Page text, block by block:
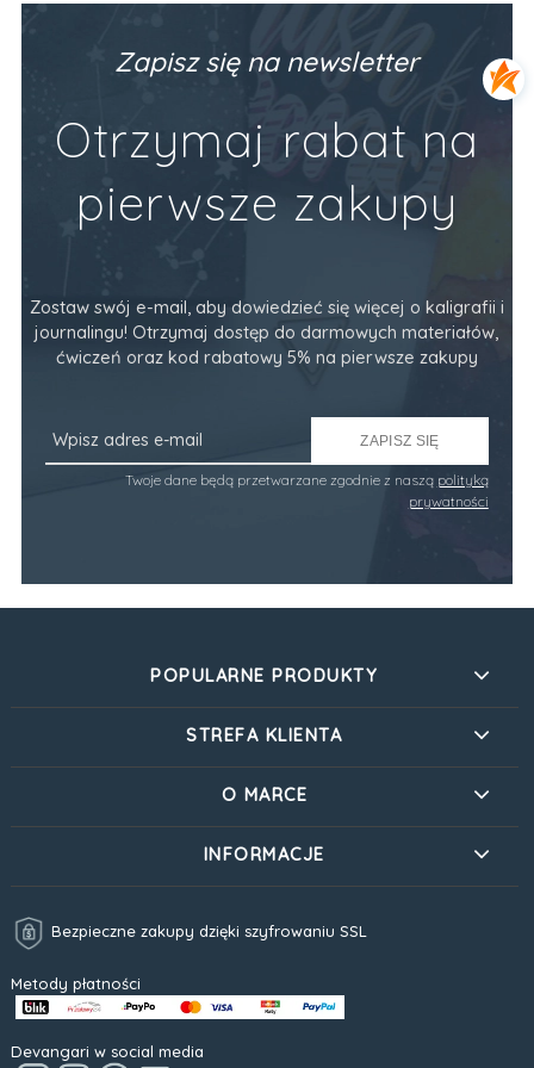
PODSTAWY (alfabet, codzienne frazy)
Zapisz się na newsletter
Otrzymaj rabat na
pierwsze zakupy
Zostaw swój e-mail, aby dowiedzieć się więcej o kaligrafii i
journalingu! Otrzymaj dostęp do darmowych materiałów,
ćwiczeń oraz kod rabatowy 5% na pierwsze zakupy
ZAPISZ SIĘ
Twoje dane będą przetwarzane zgodnie z naszą polityką
prywatności
POPULARNE PRODUKTY
STREFA KLIENTA
O MARCE
INFORMACJE
Bezpieczne zakupy dzięki szyfrowaniu SSL
Metody płatności
Devangari w social media